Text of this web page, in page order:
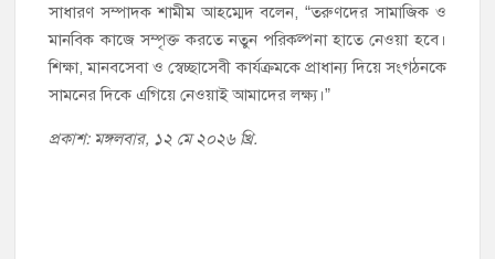
সাধারণ সম্পাদক শামীম আহম্মেদ বলেন, “তরুণদের সামাজিক ও
মানবিক কাজে সম্পৃক্ত করতে নতুন পরিকল্পনা হাতে নেওয়া হবে।
শিক্ষা, মানবসেবা ও স্বেচ্ছাসেবী কার্যক্রমকে প্রাধান্য দিয়ে সংগঠনকে
সামনের দিকে এগিয়ে নেওয়াই আমাদের লক্ষ্য।”
প্রকাশ: মঙ্গলবার, ১২ মে ২০২৬ খ্রি.